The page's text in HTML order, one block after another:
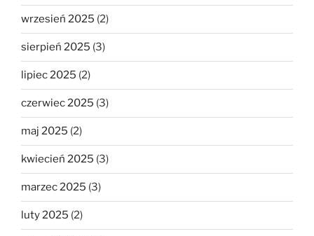
wrzesień 2025 (2)
sierpień 2025 (3)
lipiec 2025 (2)
czerwiec 2025 (3)
maj 2025 (2)
kwiecień 2025 (3)
marzec 2025 (3)
luty 2025 (2)